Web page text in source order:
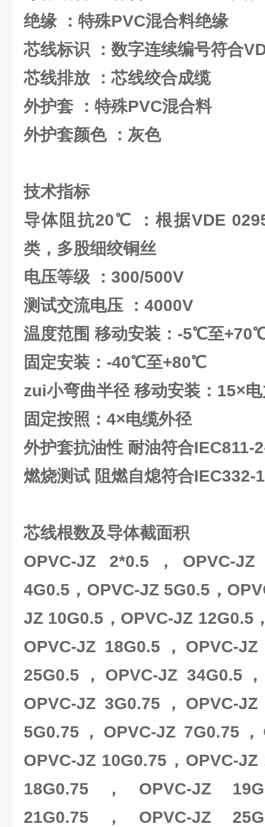
绝缘 ：特殊PVC混合料绝缘
芯线标识 ：数字连续编号符合
芯线排放 ：芯线绞合成缆
外护套 ：特殊PVC混合料
外护套颜色 ：灰色
技术指标
导体阻抗20℃ ：根据VDE
类，多股细绞铜丝
电压等级 ：300/500V
测试交流电压 ：4000V
温度范围 移动安装：-5℃至
固定安装：-40℃至+80℃
zui小弯曲半径 移动安装：15×
固定按照：4×电缆外径
外护套抗油性 耐油符合IEC811-
燃烧测试 阻燃自熄符合IEC332-1
芯线根数及导体截面积
OPVC-JZ 2*0.5，OPVC-
4G0.5，OPVC-JZ 5G0.5，
JZ 10G0.5，OPVC-JZ 12G0.5
OPVC-JZ 18G0.5，OPVC-
25G0.5，OPVC-JZ 34G0.5
OPVC-JZ 3G0.75，OPVC-
5G0.75，OPVC-JZ 7G0.75
OPVC-JZ 10G0.75，OPVC-
18G0.75，OPVC-JZ
21G0.75，OPVC-JZ